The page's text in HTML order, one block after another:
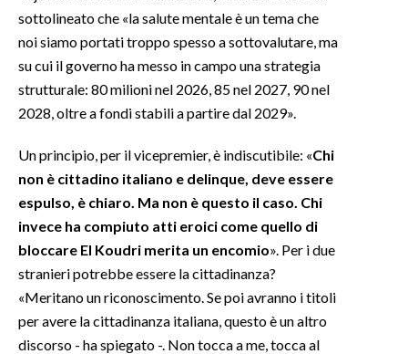
sottolineato che «la salute mentale è un tema che
noi siamo portati troppo spesso a sottovalutare, ma
su cui il governo ha messo in campo una strategia
strutturale: 80 milioni nel 2026, 85 nel 2027, 90 nel
2028, oltre a fondi stabili a partire dal 2029».
Un principio, per il vicepremier, è indiscutibile: «Chi
non è cittadino italiano e delinque, deve essere
espulso, è chiaro. Ma non è questo il caso. Chi
invece ha compiuto atti eroici come quello di
bloccare El Koudri merita un encomio». Per i due
stranieri potrebbe essere la cittadinanza?
«Meritano un riconoscimento. Se poi avranno i titoli
per avere la cittadinanza italiana, questo è un altro
discorso - ha spiegato -. Non tocca a me, tocca al